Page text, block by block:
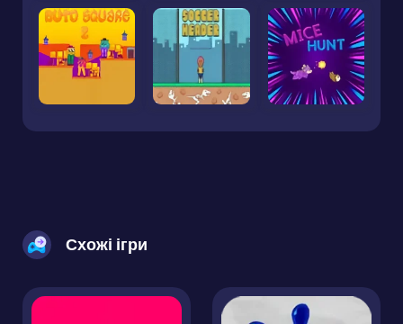
Схожі ігри